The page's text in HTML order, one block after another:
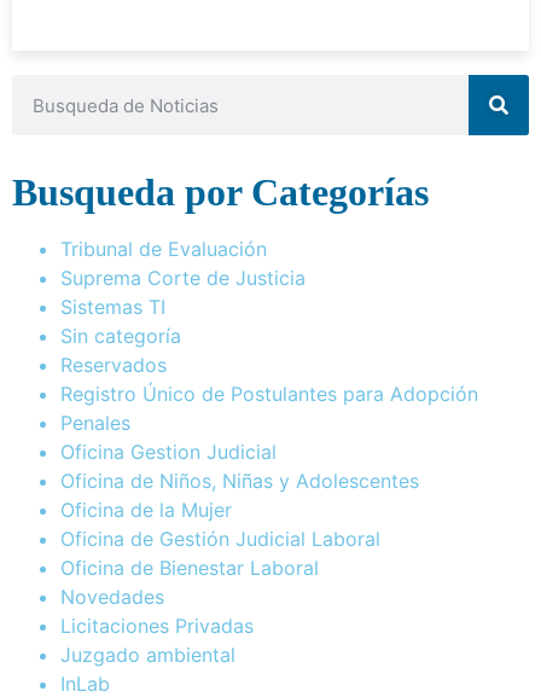
Busqueda por Categorías
Tribunal de Evaluación
Suprema Corte de Justicia
Sistemas TI
Sin categoría
Reservados
Registro Único de Postulantes para Adopción
Penales
Oficina Gestion Judicial
Oficina de Niños, Niñas y Adolescentes
Oficina de la Mujer
Oficina de Gestión Judicial Laboral
Oficina de Bienestar Laboral
Novedades
Licitaciones Privadas
Juzgado ambiental
InLab